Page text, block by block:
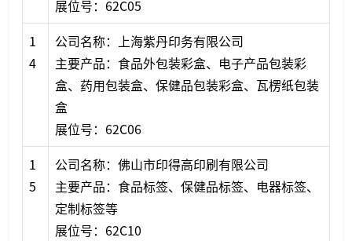
展位号：62C05
1
4
公司名称：上海紫丹印务有限公司
主要产品：食品外包装彩盒、电子产品包装彩
盒、药用包装盒、保健品包装彩盒、瓦楞纸包装
盒
展位号：62C06
1
5
公司名称：佛山市印得高印刷有限公司
主要产品：食品标签、保健品标签、电器标签、
定制标签等
展位号：62C10